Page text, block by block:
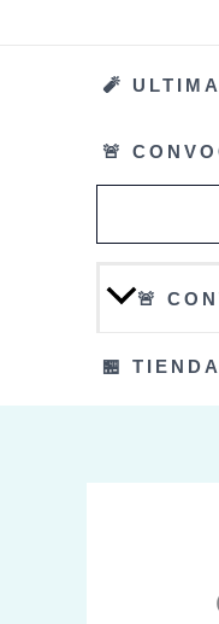
🧨
🚨
🚨
🏪 TIENDA